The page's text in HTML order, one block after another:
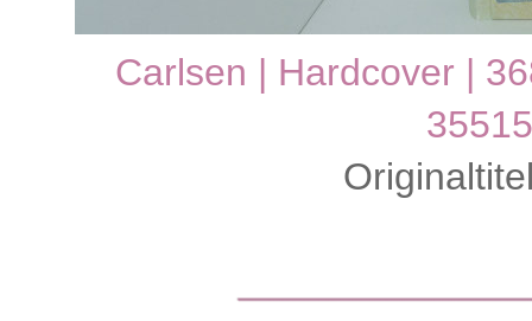
Carlsen | Hardcover |